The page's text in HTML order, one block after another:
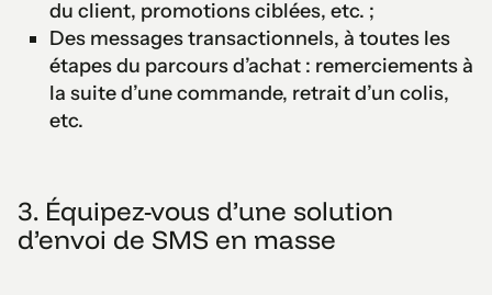
du client, promotions ciblées, etc. ;
Des messages transactionnels, à toutes les
étapes du parcours d’achat : remerciements à
la suite d’une commande, retrait d’un colis,
etc.
3. Équipez-vous d’une solution
d’envoi de SMS en masse